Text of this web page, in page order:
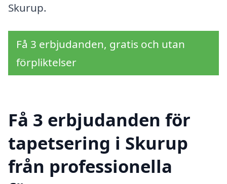
Skurup.
Få 3 erbjudanden, gratis och utan
förpliktelser
Få 3 erbjudanden för
tapetsering i Skurup
från professionella